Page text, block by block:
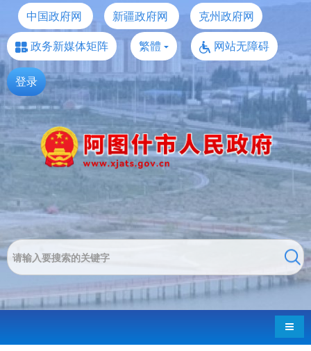
中国政府网 新疆政府网
克州政府网
政务新媒体矩阵
繁體 网站无障碍
登录
导航